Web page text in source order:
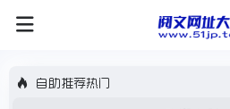
自助推荐热门